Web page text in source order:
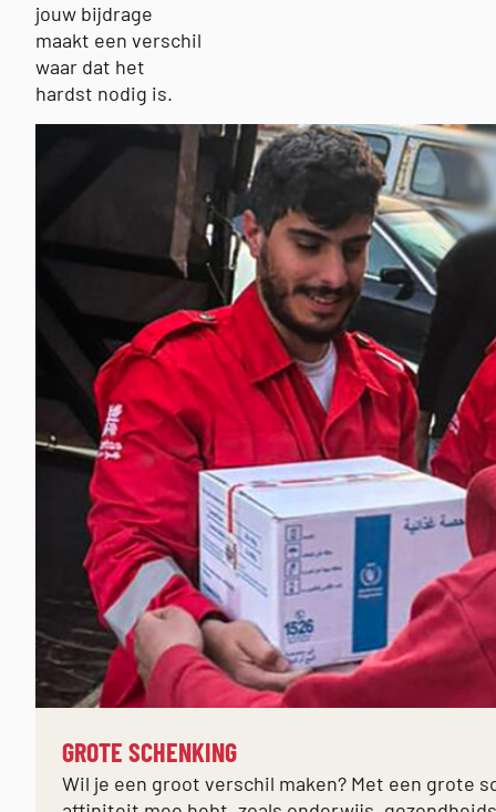
jouw bijdrage
maakt een verschil
waar dat het
hardst nodig is.
BELANGRIJKE
LINKS
GROTE SCHENKING
Wil je een groot verschil maken? Met een grote